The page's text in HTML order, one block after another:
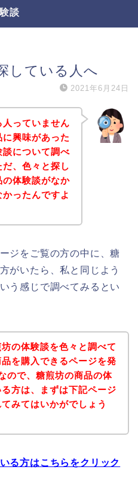
談
している人へ
2021年6月24日
っていません
興味があった
について調べ
、色々と探し
の体験談がなか
ったんですよ
ジをご覧の方の中に、糖
がいたら、私と同じよう
う感じで調べてみるとい
の体験談を色々と調べて
を購入できるページを発
ので、糖煎坊の商品の体
方は、まずは下記ページ
みてはいかがでしょう
る方はこちらをクリック